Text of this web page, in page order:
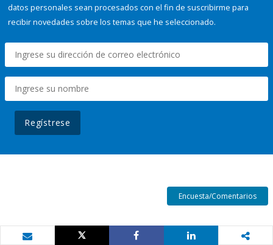
datos personales sean procesados con el fin de suscribirme para
recibir novedades sobre los temas que he seleccionado.
Regístrese
Encuesta/Comentarios